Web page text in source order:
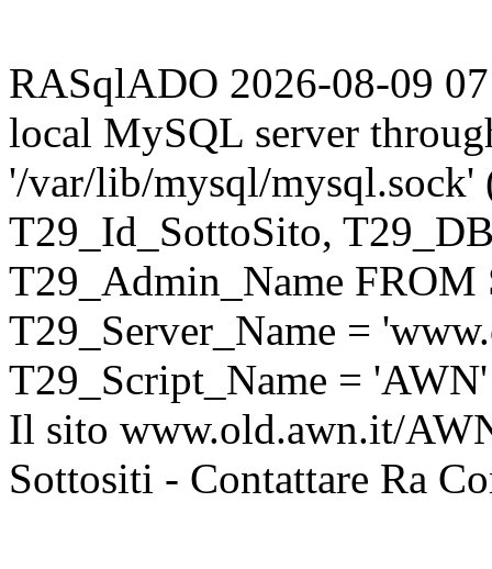
RASqlADO 2026-08-09
local MySQL server
'/var/lib/mysql/mysql.sock'
T29_Id_SottoSito,
T29_Admin_Name
T29_Server_Name =
T29_Script_Name = 'AWN'
Il sito www.old.awn.it/
Sottositi - Contattare Ra